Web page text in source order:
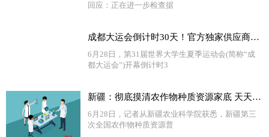
回应：正在进一步检查据
成都大运会倒计时30天！官方独家供应商蓝月亮为国际赛事洁净护航
6月28日，第31届世界大学生夏季运动会(简称“成
都大运会”)开幕倒计时3
新疆：彻底摸清农作物种质资源家底 天天热门
6月28日，记者从新疆农业科学院获悉，新疆第三
次全国农作物种质资源普